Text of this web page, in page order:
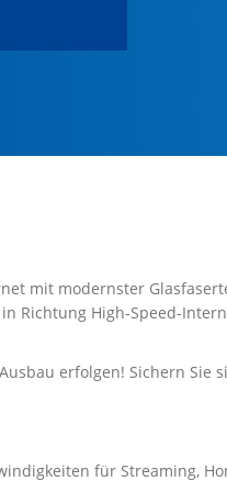
mit modernster
High-Speed-
erfolgen! Sichern
für Streaming,